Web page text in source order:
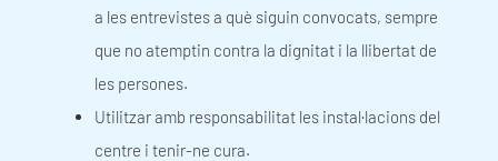
a les entrevistes a què siguin convocats, sempre
que no atemptin contra la dignitat i la llibertat de
les persones.
Utilitzar amb responsabilitat les instal·lacions del
centre i tenir-ne cura.